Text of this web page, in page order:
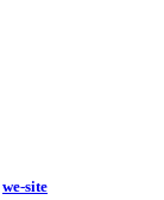
we-site